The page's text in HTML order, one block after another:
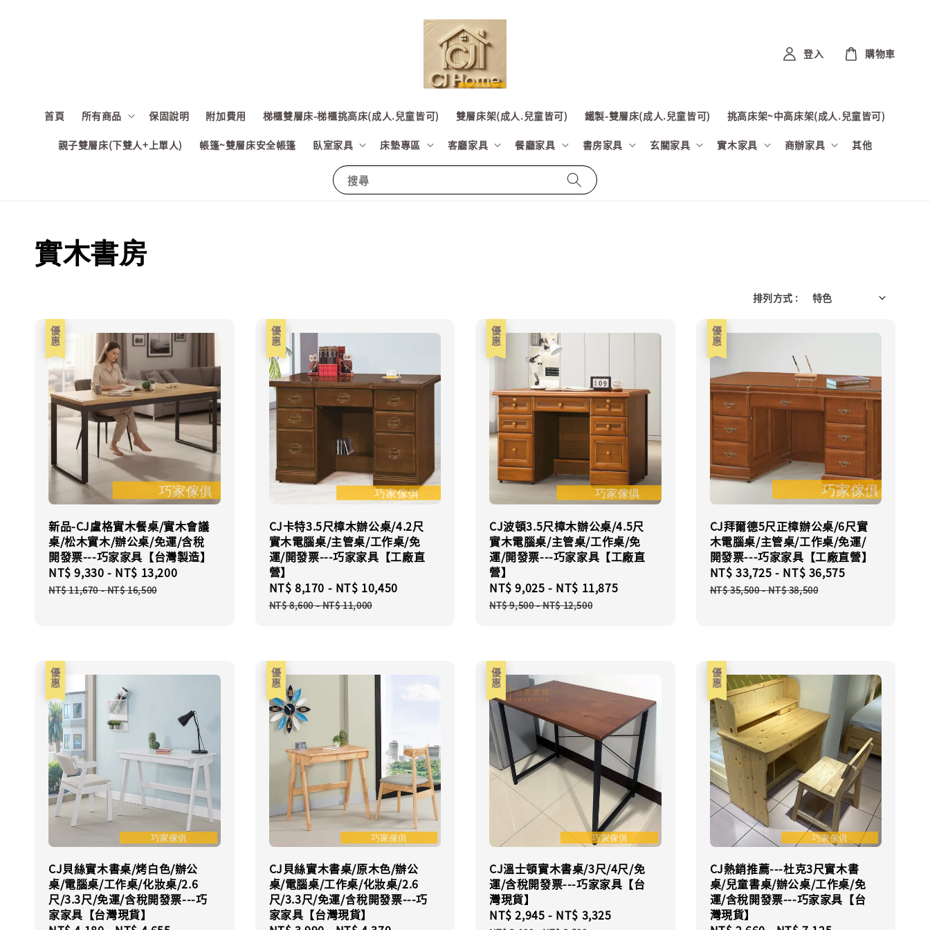
搜尋
首頁 所有商品 保固說明 附加費用 梯櫃雙層床-梯櫃挑高床(成人.兒童皆可) 雙層床架(成人.兒童皆可) 鐵製-雙層床(成人.兒童皆可) 挑高床架~中高床架(成人.兒童皆可)
親子雙層床(下雙人+上單人) 帳篷~雙層床安全帳篷 臥室家具 床墊專區 客廳家具 餐廳家具 書房家具 玄關家具 實木家具 商辦家具 其他
登入 購物車
實木書房
排列方式 :
優惠
新品-CJ盧格實木餐桌/實木會議
桌/松木實木/辦公桌/免運/含稅
開發票---巧家家具【台灣製造】
Sale
price
NT$ 9,330 - NT$ 13,200
NT$ 11,670-NT$ 16,500
優惠
CJ卡特3.5尺樟木辦公桌/4.2尺
實木電腦桌/主管桌/工作桌/免
運/開發票---巧家家具【工廠直
營】
Sale
price
NT$ 8,170 - NT$ 10,450
NT$ 8,600-NT$ 11,000
優惠
CJ波頓3.5尺樟木辦公桌/4.5尺
實木電腦桌/主管桌/工作桌/免
運/開發票---巧家家具【工廠直
營】
Sale
price
NT$ 9,025 - NT$ 11,875
NT$ 9,500-NT$ 12,500
優惠
CJ拜爾德5尺正樟辦公桌/6尺實
木電腦桌/主管桌/工作桌/免運/
開發票---巧家家具【工廠直營】
Sale
price
NT$ 33,725 - NT$ 36,575
NT$ 35,500-NT$ 38,500
優惠
CJ貝絲實木書桌/烤白色/辦公
桌/電腦桌/工作桌/化妝桌/2.6
尺/3.3尺/免運/含稅開發票---巧
家家具【台灣現貨】
優惠
CJ貝絲實木書桌/原木色/辦公
桌/電腦桌/工作桌/化妝桌/2.6
尺/3.3尺/免運/含稅開發票---巧
家家具【台灣現貨】
優惠
CJ溫士頓實木書桌/3尺/4尺/免
運/含稅開發票---巧家家具【台
灣現貨】
Sale
NT$ 2,945 - NT$ 3,325
優惠
CJ熱銷推薦---杜克3尺實木書
桌/兒童書桌/辦公桌/工作桌/免
運/含稅開發票---巧家家具【台
灣現貨】